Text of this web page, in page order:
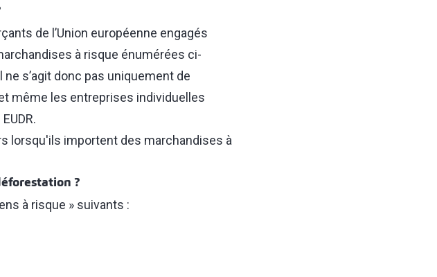
de l’Union européenne engagés
à risque énumérées ci-
s’agit donc pas uniquement de
même les entreprises individuelles
lorsqu'ils importent des marchandises à
?
à risque » suivants :